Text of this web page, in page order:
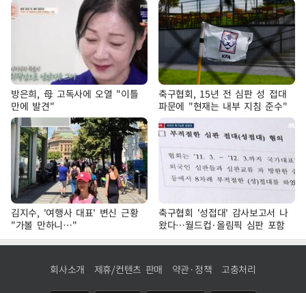
방은희, 母 고독사에 오열 "이틀
만에 발견"
축구협회, 15년 전 심판 성 접대
파문에 "현재는 내부 지침 준수"
김지수, '여행사 대표' 변신 근황
"가볼 만하니…"
축구협회 '성접대' 감사보고서 나
왔다…월드컵·올림픽 심판 포함
회사소개 제휴/컨텐츠 판매 약관·정책 고충처리